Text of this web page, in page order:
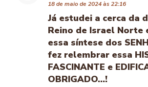
18 de maio de 2024 às 22:16
Já estudei a cerca da
Reino de Israel Norte
essa síntese dos
fez relembrar essa
FASCINANTE e
OBRIGADO…!